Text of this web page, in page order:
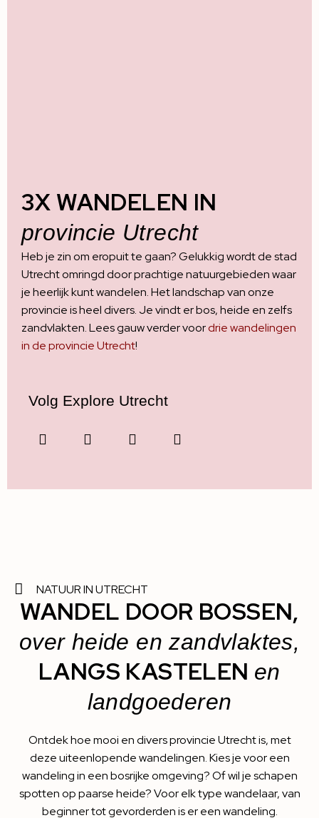
3X WANDELEN IN
provincie Utrecht
Heb je zin om eropuit te gaan? Gelukkig wordt de stad
Utrecht omringd door prachtige natuurgebieden waar
je heerlijk kunt wandelen. Het landschap van onze
provincie is heel divers. Je vindt er bos, heide en zelfs
zandvlakten. Lees gauw verder voordrie wandelingen
in de provincie Utrecht!
Volg Explore Utrecht
NATUUR IN UTRECHT
WANDEL DOOR BOSSEN,
over heide en zandvlaktes,
LANGS KASTELEN en
landgoederen
Ontdek hoe mooi en divers provincie Utrecht is, met
deze uiteenlopende wandelingen. Kies je voor een
wandeling in een bosrijke omgeving? Of wil je schapen
spotten op paarse heide? Voor elk type wandelaar, van
beginner tot gevorderden is er een wandeling.